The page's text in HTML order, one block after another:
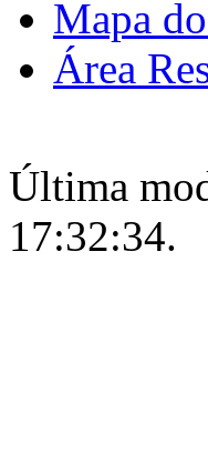
Mapa
Área
Última
17:32:34.